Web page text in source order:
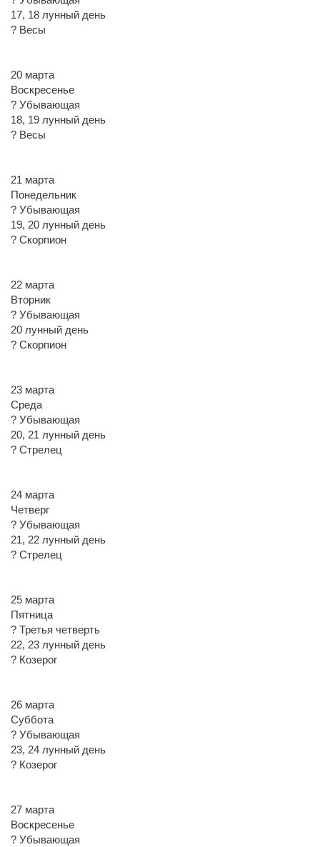
17, 18 лунный день
? Весы
20 марта
Воскресенье
? Убывающая
18, 19 лунный день
? Весы
21 марта
Понедельник
? Убывающая
19, 20 лунный день
? Скорпион
22 марта
Вторник
? Убывающая
20 лунный день
? Скорпион
23 марта
Среда
? Убывающая
20, 21 лунный день
? Стрелец
24 марта
Четверг
? Убывающая
21, 22 лунный день
? Стрелец
25 марта
Пятница
? Третья четверть
22, 23 лунный день
? Козерог
26 марта
Суббота
? Убывающая
23, 24 лунный день
? Козерог
27 марта
Воскресенье
? Убывающая